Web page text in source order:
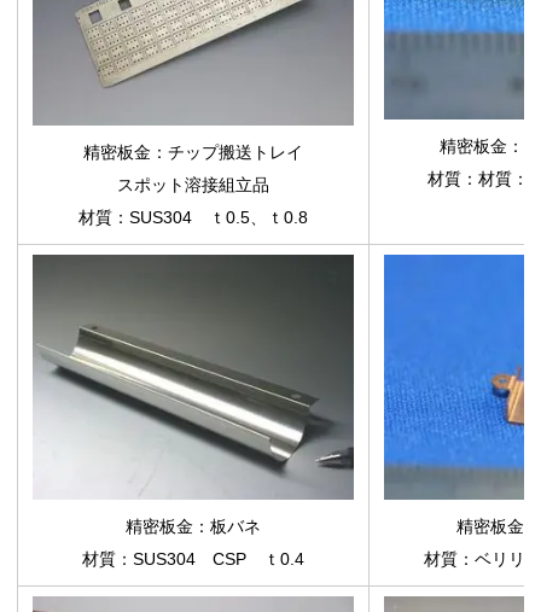
精密板金：チップ搬送トレイ
スポット溶接組立品
材質：SUS304 ｔ0.5、ｔ0.8
精密板金：
材質：材質：
精密板金：板バネ
材質：SUS304 CSP ｔ0.4
精密板金
材質：ベリリ